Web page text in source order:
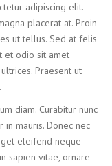
adipiscing elit.
placerat at. Proin
ut tellus. Sed at felis
et odio sit amet
Praesent ut
diam. Curabitur nunc
mauris. Donec nec
eleifend neque
sapien vitae, ornare